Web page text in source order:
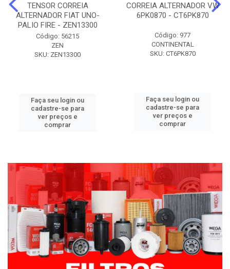
TENSOR CORREIA
ALTERNADOR FIAT UNO-
PALIO FIRE - ZEN13300
Código: 56215
ZEN
SKU: ZEN13300
Faça seu login ou
cadastre-se para
ver preços e
comprar
CORREIA ALTERNADOR VW
6PK0870 - CT6PK870
Código: 977
CONTINENTAL
SKU: CT6PK870
Faça seu login ou
cadastre-se para
ver preços e
comprar